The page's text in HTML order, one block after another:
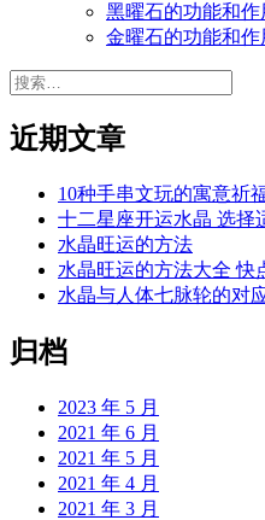
黑曜石的功能和作
金曜石的功能和作
搜
近期文章
10种手串文玩的寓意祈
十二星座开运水晶 选择
水晶旺运的方法
水晶旺运的方法大全 快
水晶与人体七脉轮的对
归档
2023 年 5 月
2021 年 6 月
2021 年 5 月
2021 年 4 月
2021 年 3 月